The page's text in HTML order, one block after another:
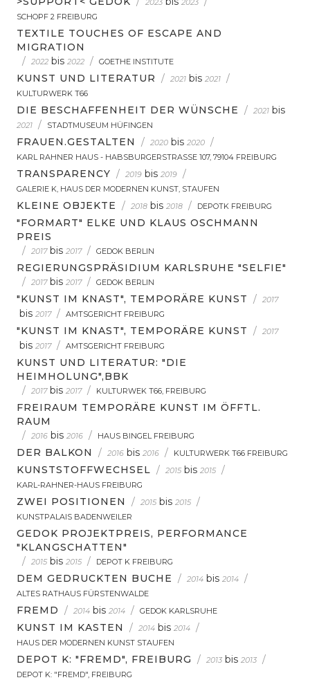
2023 2023
SCHOPF 2 FREIBURG
TEXTILE TOUCHES OF ESCAPE AND
MIGRATION
/ 2022 bis 2022 / GOETHE INSTITUTE
KUNST UND LITERATUR / 2021 bis 2021 /
KULTURWERK T66
DIE BESCHAFFENHEIT DER WÜNSCHE / 2021 bis
2021 / STADTMUSEUM HÜFINGEN
FRAUEN.GESTALTEN / 2020 bis 2020 /
KARL RAHNER HAUS - HABSBURGERSTRASSE 107, 79104 FREIBURG
TRANSPARENCY / 2019 bis 2019 /
GALERIE K, HAUS DER MODERNEN KUNST, STAUFEN
KLEINE OBJEKTE / 2018 bis 2018 / DEPOTK FREIBURG
"FORMART" ELKE UND KLAUS OSCHMANN
PREIS
/ 2017 bis 2017 / GEDOK BERLIN
REGIERUNGSPRÄSIDIUM KARLSRUHE "SELFIE"
/ 2017 bis 2017 / GEDOK BERLIN
"KUNST IM KNAST", TEMPORÄRE KUNST / 2017
bis 2017 / AMTSGERICHT FREIBURG
"KUNST IM KNAST", TEMPORÄRE KUNST / 2017
bis 2017 / AMTSGERICHT FREIBURG
KUNST UND LITERATUR: "DIE
HEIMHOLUNG",BBK
/ 2017 bis 2017 / KULTURWEK T66, FREIBURG
FREIRAUM TEMPORÄRE KUNST IM ÖFFTL.
RAUM
/ 2016 bis 2016 / HAUS BINGEL FREIBURG
DER BALKON / 2016 bis 2016 / KULTURWERK T66 FREIBURG
KUNSTSTOFFWECHSEL / 2015 bis 2015 /
KARL-RAHNER-HAUS FREIBURG
ZWEI POSITIONEN / 2015 bis 2015 /
KUNSTPALAIS BADENWEILER
GEDOK PROJEKTPREIS, PERFORMANCE
"KLANGSCHATTEN"
/ 2015 bis 2015 / DEPOT K FREIBURG
DEM GEDRUCKTEN BUCHE / 2014 bis 2014 /
ALTES RATHAUS FÜRSTENWALDE
FREMD / 2014 bis 2014 / GEDOK KARLSRUHE
KUNST IM KASTEN / 2014 bis 2014 /
HAUS DER MODERNEN KUNST STAUFEN
DEPOT K: "FREMD", FREIBURG / 2013 bis 2013 /
DEPOT K: "FREMD", FREIBURG